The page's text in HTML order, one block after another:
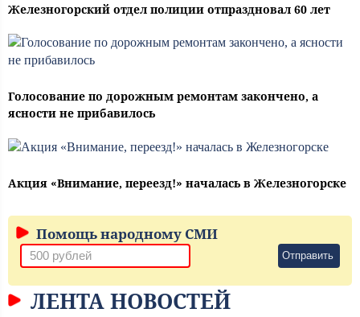
Железногорский отдел полиции отпраздновал 60 лет
Голосование по дорожным ремонтам закончено, а
ясности не прибавилось
Акция «Внимание, переезд!» началась в Железногорске
Помощь народному СМИ
Отправить
ЛЕНТА НОВОСТЕЙ